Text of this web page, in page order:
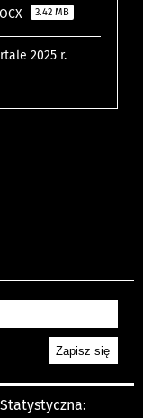
3.42 MB
2025 r.